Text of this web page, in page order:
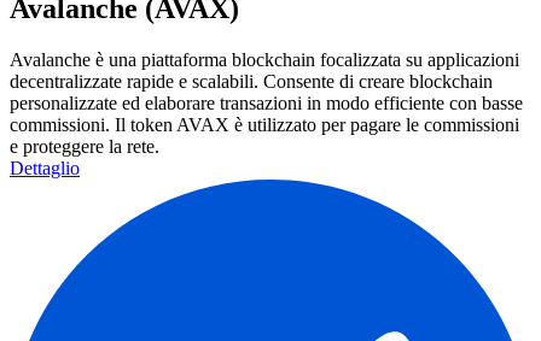
Avalanche (AVAX)
Avalanche è una piattaforma blockchain focalizzata su applicazioni
decentralizzate rapide e scalabili. Consente di creare blockchain
personalizzate ed elaborare transazioni in modo efficiente con basse
commissioni. Il token AVAX è utilizzato per pagare le commissioni
e proteggere la rete.
Dettaglio